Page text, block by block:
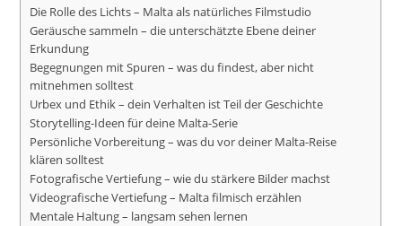
Die Rolle des Lichts – Malta als natürliches Filmstudio
Geräusche sammeln – die unterschätzte Ebene deiner
Erkundung
Begegnungen mit Spuren – was du findest, aber nicht
mitnehmen solltest
Urbex und Ethik – dein Verhalten ist Teil der Geschichte
Storytelling-Ideen für deine Malta-Serie
Persönliche Vorbereitung – was du vor deiner Malta-Reise
klären solltest
Fotografische Vertiefung – wie du stärkere Bilder machst
Videografische Vertiefung – Malta filmisch erzählen
Mentale Haltung – langsam sehen lernen